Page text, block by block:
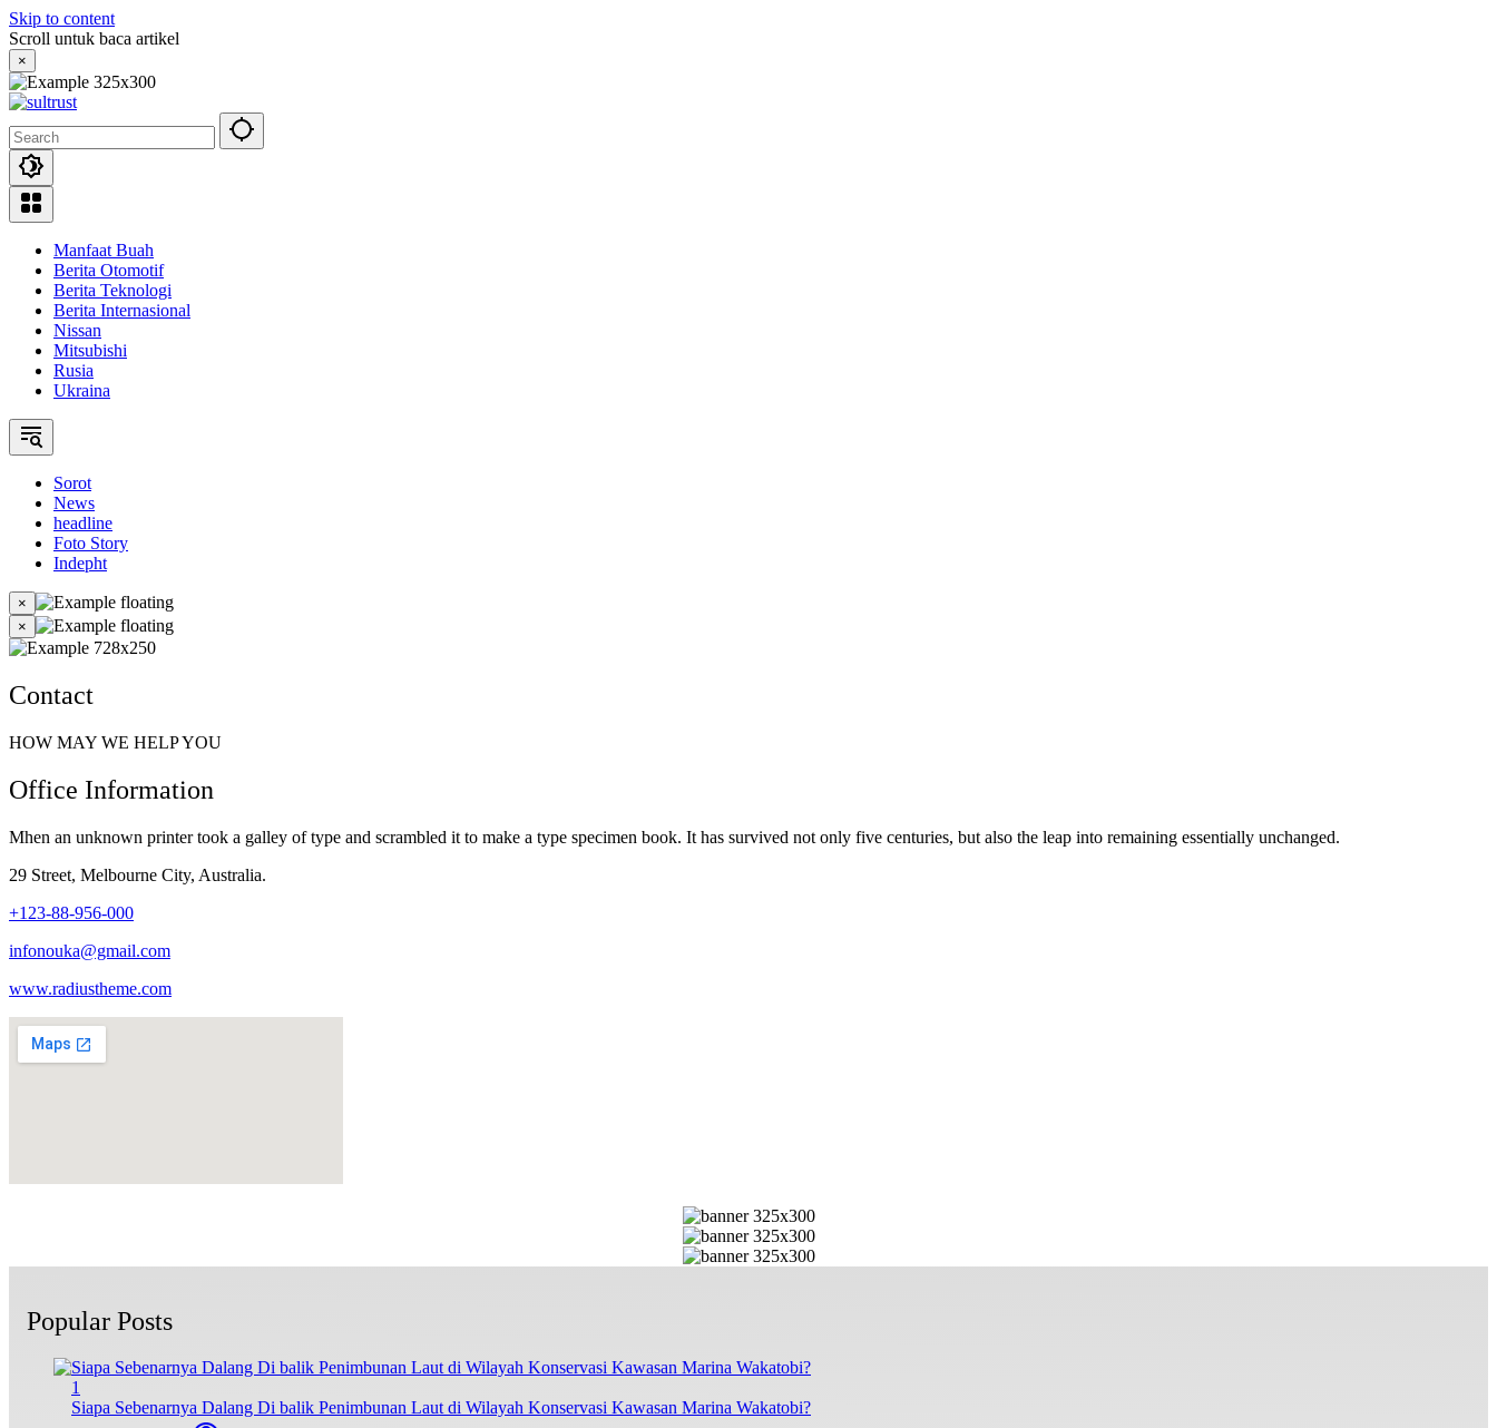
Skip to content
Scroll untuk baca artikel
×
Manfaat Buah
Berita Otomotif
Berita Teknologi
Berita Internasional
Nissan
Mitsubishi
Rusia
Ukraina
Sorot
News
headline
Foto Story
Indepht
×
×
Contact
HOW MAY WE HELP YOU
Office Information
Mhen an unknown printer took a galley of type and scrambled it to make a type specimen book. It has survived not only five centuries, but also the leap into remaining essentially unchanged.
29 Street, Melbourne City, Australia.
+123-88-956-000
infonouka@gmail.com
www.radiustheme.com
Popular Posts
1
Siapa Sebenarnya Dalang Di balik Penimbunan Laut di Wilayah Konservasi Kawasan Marina Wakatobi?